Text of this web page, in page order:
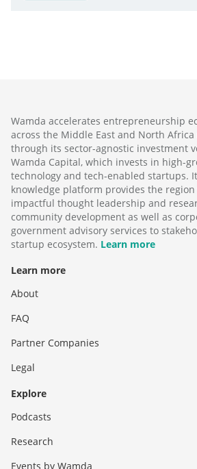
Wamda accelerates entrepreneurship
across the Middle East and North Africa
through its sector-agnostic investment
Wamda Capital, which invests in high-
technology and tech-enabled startups.
knowledge platform provides the
impactful thought leadership and
community development as well as
government advisory services to
startup ecosystem. Learn more
Learn more
About
FAQ
Partner Companies
Legal
Explore
Podcasts
Research
Events by Wamda